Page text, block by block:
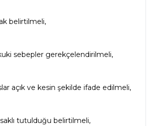
belirtilmeli,
sebepler gerekçelendirilmeli,
açık ve kesin şekilde ifade edilmeli,
saklı tutulduğu belirtilmeli,